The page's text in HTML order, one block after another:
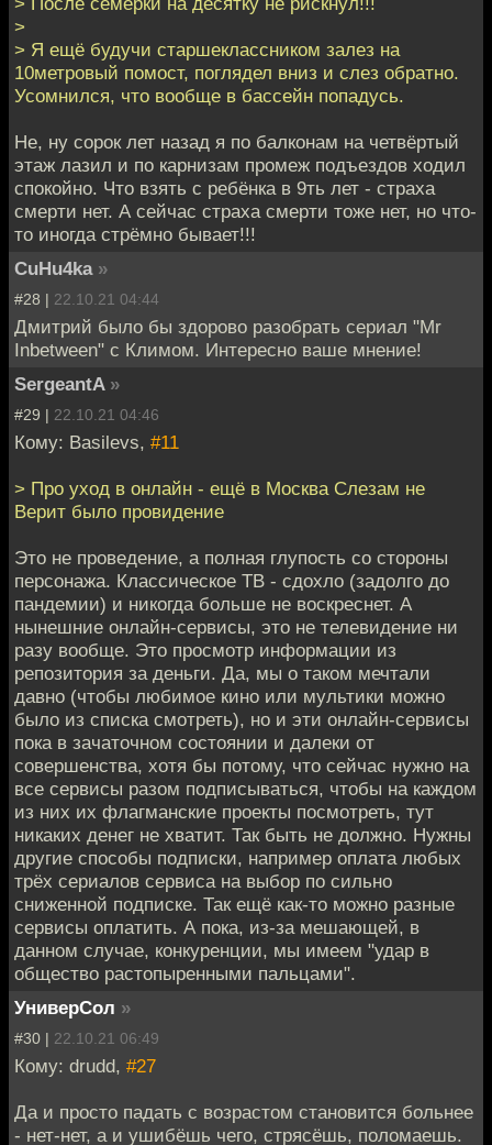
>
> Я ещё будучи старшеклассником залез на
10метровый помост, поглядел вниз и слез обратно.
Усомнился, что вообще в бассейн попадусь.
Не, ну сорок лет назад я по балконам на четвёртый
этаж лазил и по карнизам промеж подъездов ходил
спокойно. Что взять с ребёнка в 9ть лет - страха
смерти нет. А сейчас страха смерти тоже нет, но что-
то иногда стрёмно бывает!!!
CuHu4ka »
#28 | 22.10.21 04:44
Дмитрий было бы здорово разобрать сериал "Mr
Inbetween" с Климом. Интересно ваше мнение!
SergeantA »
#29 | 22.10.21 04:46
Кому: Basilevs, #11
> Про уход в онлайн - ещё в Москва Слезам не
Верит было провидение
Это не проведение, а полная глупость со стороны
персонажа. Классическое ТВ - сдохло (задолго до
пандемии) и никогда больше не воскреснет. А
нынешние онлайн-сервисы, это не телевидение ни
разу вообще. Это просмотр информации из
репозитория за деньги. Да, мы о таком мечтали
давно (чтобы любимое кино или мультики можно
было из списка смотреть), но и эти онлайн-сервисы
пока в зачаточном состоянии и далеки от
совершенства, хотя бы потому, что сейчас нужно на
все сервисы разом подписываться, чтобы на каждом
из них их флагманские проекты посмотреть, тут
никаких денег не хватит. Так быть не должно. Нужны
другие способы подписки, например оплата любых
трёх сериалов сервиса на выбор по сильно
сниженной подписке. Так ещё как-то можно разные
сервисы оплатить. А пока, из-за мешающей, в
данном случае, конкуренции, мы имеем "удар в
общество растопыренными пальцами".
УниверСол »
#30 | 22.10.21 06:49
Кому: drudd, #27
Да и просто падать с возрастом становится больнее
- нет-нет, а и ушибёшь чего, стрясёшь, поломаешь.